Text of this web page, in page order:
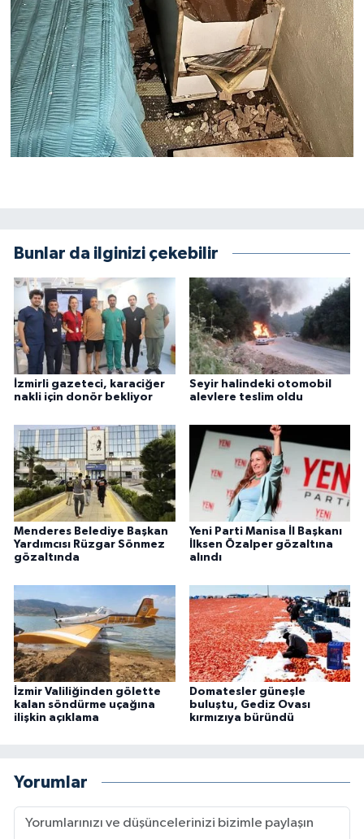
Bunlar da ilginizi çekebilir
İzmirli gazeteci, karaciğer
nakli için donör bekliyor
Seyir halindeki otomobil
alevlere teslim oldu
Menderes Belediye Başkan
Yardımcısı Rüzgar Sönmez
gözaltında
Yeni Parti Manisa İl Başkanı
İlksen Özalper gözaltına
alındı
İzmir Valiliğinden gölette
kalan söndürme uçağına
ilişkin açıklama
Domatesler güneşle
buluştu, Gediz Ovası
kırmızıya büründü
Yorumlar